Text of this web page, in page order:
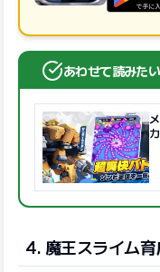
あわせて読みたい
4. 魔王スライム